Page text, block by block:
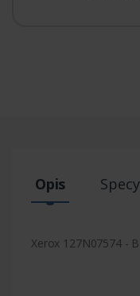
Opis
Xerox 127N07574 -